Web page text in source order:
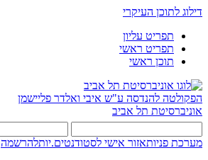
דילוג לתוכן העיקרי
תפריט עליון
תפריט ראשי
תוכן ראשי
הפקולטה להנדסה ע"ש איבי ואלדר פליישמן
אוניברסיטת תל אביב
מערכת פניותאזור אישי לסטודנטים.יותלהרשמה